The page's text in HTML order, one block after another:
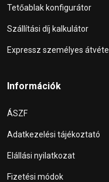
Tetőablak konfigurátor
Szállítási díj kalkulátor
Expressz személyes átvétel
Információk
ÁSZF
Adatkezelési tájékoztató
Elállási nyilatkozat
Fizetési módok